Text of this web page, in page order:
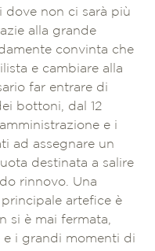
dove non ci sarà più
alla grande
convinta che
e cambiare alla
far entrare di
bottoni, dal 12
e i
ad assegnare un
destinata a salire
rinnovo. Una
artefice è
si è mai fermata,
e i grandi momenti di